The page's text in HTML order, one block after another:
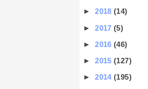
►2018(14)
►2017(5)
►2016(46)
►2015(127)
►2014(195)